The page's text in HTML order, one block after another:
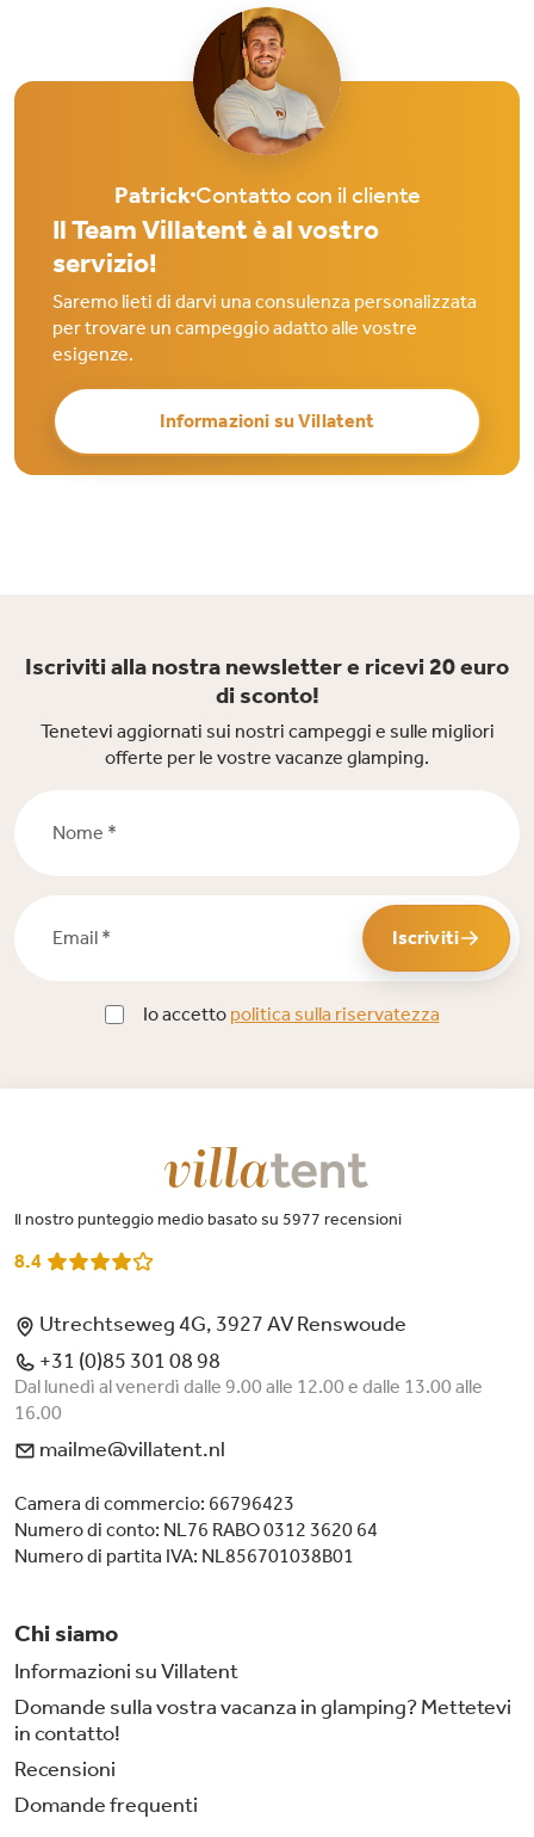
PatrickContatto con il cliente
Il Team Villatent è al vostro
servizio!
Saremo lieti di darvi una consulenza personalizzata
per trovare un campeggio adatto alle vostre
esigenze.
Informazioni su Villatent
Iscriviti alla nostra newsletter e ricevi 20 euro
di sconto!
Tenetevi aggiornati sui nostri campeggi e sulle migliori
offerte per le vostre vacanze glamping.
Iscriviti
Io accetto politica sulla riservatezza
Il nostro punteggio medio basato su 5977 recensioni
8.4
Utrechtseweg 4G, 3927 AV Renswoude
+31 (0)85 301 08 98
Dal lunedì al venerdì dalle 9.00 alle 12.00 e dalle 13.00 alle
16.00
mailme@villatent.nl
Camera di commercio: 66796423
Numero di conto: NL76 RABO 0312 3620 64
Numero di partita IVA: NL856701038B01
Chi siamo
Informazioni su Villatent
Domande sulla vostra vacanza in glamping? Mettetevi
in contatto!
Recensioni
Domande frequenti